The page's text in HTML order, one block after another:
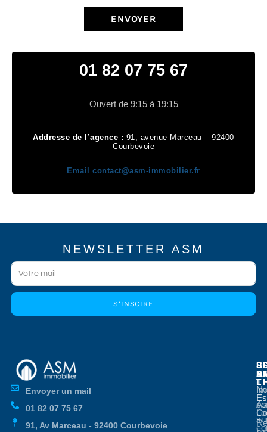
ENVOYER
01 82 07 75 67
Ouvert de 9:15 à 19:15
Addresse de l’agence : 91, avenue Marceau – 92400
Courbevoie
Emailcontact@asm-immobilier.fr
NEWSLETTER ASM
S'INSCIRE
Envoyer un mail
01 82 07 75 67
91, Av Marceau - 92400 Courbevoie